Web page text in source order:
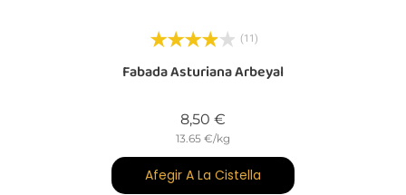
(11)
Fabada Asturiana Arbeyal
8,50 €
13.65 €/kg
Afegir A La Cistella